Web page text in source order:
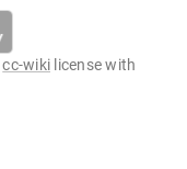
cc-wiki license with